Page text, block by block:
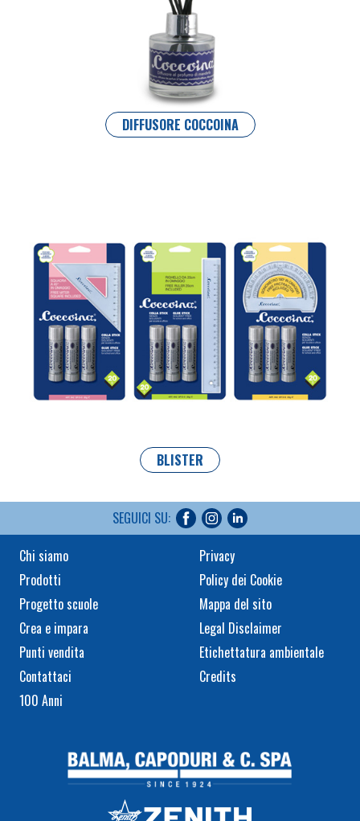
DIFFUSORE COCCOINA
BLISTER
SEGUICI SU:
Chi siamo
Prodotti
Progetto scuole
Crea e impara
Punti vendita
Contattaci
100 Anni
Privacy
Policy dei Cookie
Mappa del sito
Legal Disclaimer
Etichettatura ambientale
Credits